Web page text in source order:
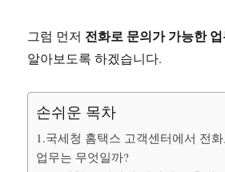
그럼 먼저 전화로 문의가 가능한
알아보도록 하겠습니다.
손쉬운 목차
1.국세청 홈택스 고객센터에서 전
업무는 무엇일까?